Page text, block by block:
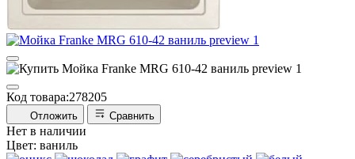
Код товара:278205
Отложить Сравнить
Нет в наличии
Цвет: ваниль